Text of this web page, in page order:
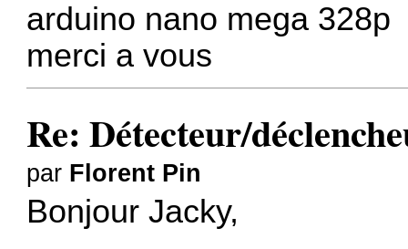
arduino nano mega 328p
merci a vous
Re: Détecteur/
par Florent Pin
Bonjour Jacky,